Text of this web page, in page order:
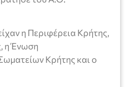
η Περιφέρεια Κρήτης,
η Ένωση
Κρήτης και ο